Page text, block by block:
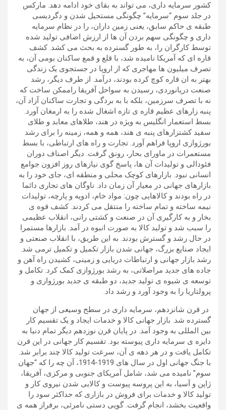
کشور سرمایه داری، می تواند به بقای خود ادامه دهد. مارکس
در جلد سوم “سرمایه” چگونگی مستحیل شدن و دگردیسی
طبقه ی حاکم سابق، یعنی زمین داران، را در نظام سرمایه
داری و چگونگی سهم بردن آن ها از ارزش اضافی تولید شده
توسط کارگران را، به طور گسترده به بحث می کشد. کشف
قاره ای که آمریکا نامیده شد، با قلع و قمع ساکنان بومی آن، به
تصرف میلیون ها مهاجری که از اروپا در جستجوی یک زندگی
بهتر به ان قاره کوچ کرده بودند، درآمد. از طرف دیگر، رشد
صنعت دریانوردی، رسیدن به سواحل آفریقا راممکن ساخت که
نه با تصرف سرزمین، بلکه با به بردگی و تجارت ساکنان آزاد آن،
پنبه زارهای عظیم قاره ی تازه اشغال شده را به ارمغان آورد.
بسط استعمار انگلیس به ویژه در هند، طلاهای معابد و طلای
سفید کشتزارهای پنبه ی هند، همه و همه، زمینه را برای رشد
بورژوازی اروپا فراهم آورد. تجارت و راه های ارتباطی، با بسط
مستعمرات در ماورای بحار، رونق گرفت. دیگر اصناف دوران
فئودالی و تولیدات آن ها، پاسخ گوی نیازهای روز افزون جوامع
انسانی نبود. بازارهای کوچک محلی و منطقه ای، جای خود را به
بازارهای جهانی در معیار آن زمان داد. ناوگان های تجاری دائما
در راه بودند و کالاهایی چون: مواد خام، ادویه و پارچه، تولیدات
نیمه ساخته و تمام ساخته را منتقل می کردند. کشف قوه ی
بخار و به کارگیری آن در صنعت و کشتی رانی، انقلاب عظیمی
را سبب شد و تولید کالا به صورت انبوه در آمد. بازارها مستمرا
در حال رشد و گسترش بودند. به این طریق، با انقلاب صنعتی و
ایجاد صنایع بزرگ، جهانی شدن بازار تکمیل و تکمیل ترمی شد.
رشد بازار جهانی و ارتباطات دریایی و زمینی، کشیدن راه آهن و
جاده های جدید مراصلاتی، به رشد بورژوازی کمک کرد. تکامل و
توسعه ی شیوه ی تولید جدید، دو طبقه ی جدید بورژوازی و
پرولتاریا را به وجود آورد و رشد داد.
در قرن شانزدهم، سرمایه داری در سطح وسیعی از جهان
گسترده شد. بازار جهانی کالا و خدمات ایجاد و یک تقسیم کار
بین المللی به وجود آمد. در پایان قرن نوزدهم دیگر تمام دنیا به
دایره ی سرمایه داری پیوسته بود. تقسیم کار جهانی در این قرن
تکامل یافت و در هر دهه ی آن، سرعت تولید کالا چند برابر شد.
با جنگ جهانی اول در سال های 1919-1914، آن چه را که “جهان
سوم” نامیده می شد، شامل آمریکای جنوبی و مرکزی، آفریقا،
ژاپن و آسیا، به این پروسه پیوست و کالایی شدن نیروی کار و
تولید کالا و خدمات برای فروش در بازاری که حداکثر سود را
واقعیت بخشد، انجام گرفت. گویی دستی نامرئی، برفراز همه ی